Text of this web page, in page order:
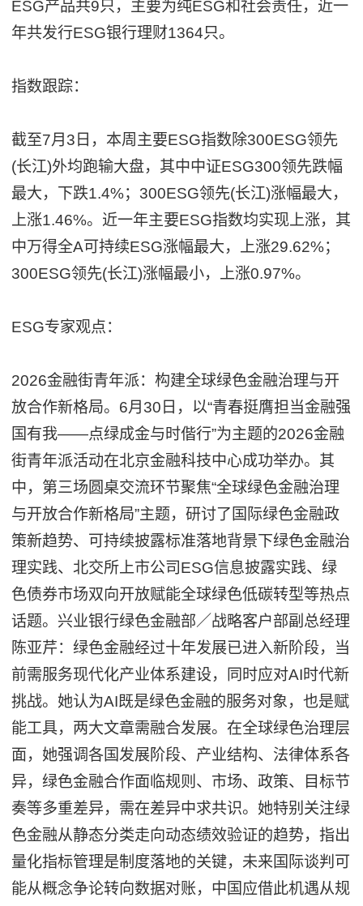
ESG产品共9只，主要为纯ESG和社会责任，近一
年共发行ESG银行理财1364只。
指数跟踪：
截至7月3日，本周主要ESG指数除300ESG领先
(长江)外均跑输大盘，其中中证ESG300领先跌幅
最大，下跌1.4%；300ESG领先(长江)涨幅最大，
上涨1.46%。近一年主要ESG指数均实现上涨，其
中万得全A可持续ESG涨幅最大，上涨29.62%；
300ESG领先(长江)涨幅最小，上涨0.97%。
ESG专家观点：
2026金融街青年派：构建全球绿色金融治理与开
放合作新格局。6月30日，以“青春挺膺担当金融强
国有我——点绿成金与时偕行”为主题的2026金融
街青年派活动在北京金融科技中心成功举办。其
中，第三场圆桌交流环节聚焦“全球绿色金融治理
与开放合作新格局”主题，研讨了国际绿色金融政
策新趋势、可持续披露标准落地背景下绿色金融治
理实践、北交所上市公司ESG信息披露实践、绿
色债券市场双向开放赋能全球绿色低碳转型等热点
话题。兴业银行绿色金融部／战略客户部副总经理
陈亚芹：绿色金融经过十年发展已进入新阶段，当
前需服务现代化产业体系建设，同时应对AI时代新
挑战。她认为AI既是绿色金融的服务对象，也是赋
能工具，两大文章需融合发展。在全球绿色治理层
面，她强调各国发展阶段、产业结构、法律体系各
异，绿色金融合作面临规则、市场、政策、目标节
奏等多重差异，需在差异中求共识。她特别关注绿
色金融从静态分类走向动态绩效验证的趋势，指出
量化指标管理是制度落地的关键，未来国际谈判可
能从概念争论转向数据对账，中国应借此机遇从规